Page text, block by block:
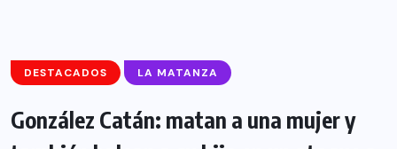
DESTACADOS LA MATANZA
González Catán: matan a una mujer y